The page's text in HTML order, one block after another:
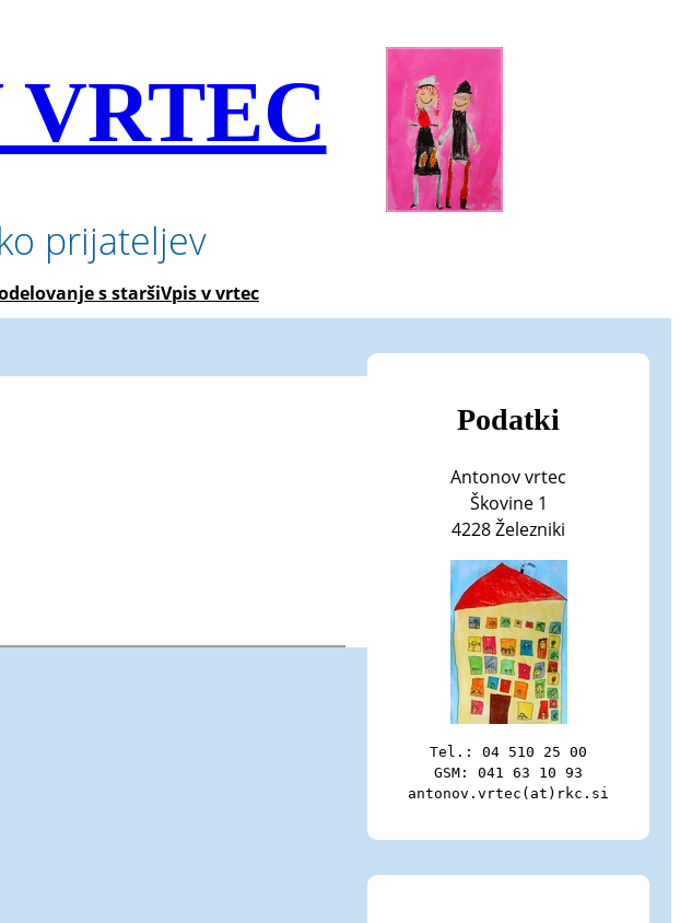
prijateljev
s staršiVpis v vrtec
Podatki
Antonov vrtec
Škovine 1
4228 Železniki
Tel.: 04 510 25 00
GSM: 041 63 10 93
antonov.vrtec(at)rkc.si